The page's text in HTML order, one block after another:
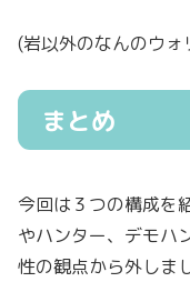
(岩以外のなんのウ
まとめ
今回は３つの構成を
やハンター、デモハ
性の観点から外しま